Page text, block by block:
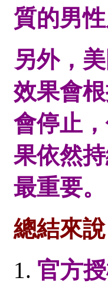
質的男
另外，
效果會
會停止
果依然
最重要。
總結來
官方